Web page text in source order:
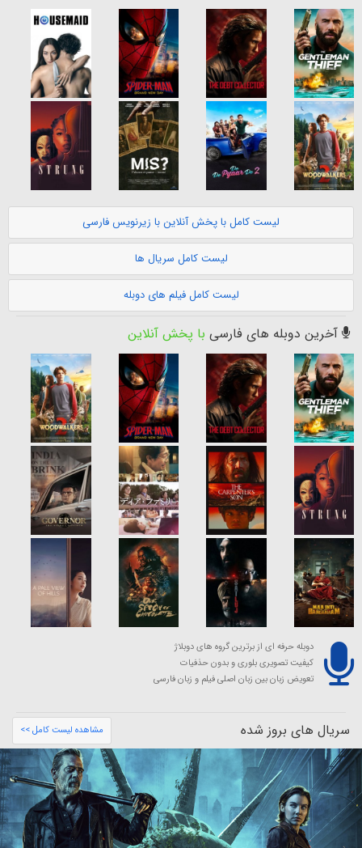
لیست کامل با پخش آنلاین با زیرنویس فارسی
لیست کامل سریال ها
لیست کامل فیلم های دوبله
آخرین دوبله های فارسی با پخش آنلاین
دوبله حرفه ای از برترین گروه های دوبلاژ
کیفیت تصویری بلوری و بدون حذفیات
تعویض زبان بین زبان اصلی فیلم و زبان فارسی
سریال های بروز شده مشاهده لیست کامل >>